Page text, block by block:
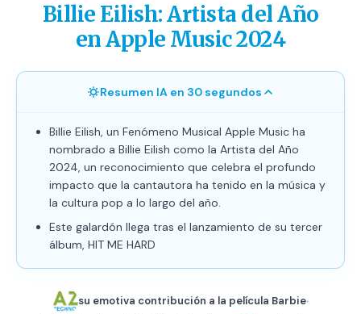
Publicidad Digital
Growth Youtube ↗
Billie Eilish: Artista del Año
en Apple Music 2024
Resumen IA en 30 segundos
Billie Eilish, un Fenómeno Musical Apple Music ha
nombrado a Billie Eilish como la Artista del Año
2024, un reconocimiento que celebra el profundo
impacto que la cantautora ha tenido en la música y
la cultura pop a lo largo del año.
Este galardón llega tras el lanzamiento de su tercer
álbum, HIT ME HARD
su emotiva contribución a la película Barbie